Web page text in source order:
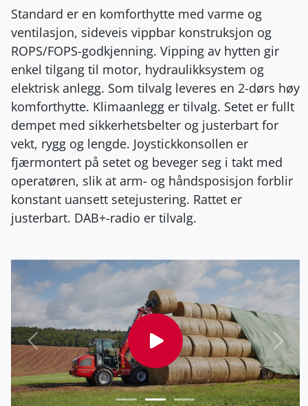
Standard er en komforthytte med varme og
ventilasjon, sideveis vippbar konstruksjon og
ROPS/FOPS-godkjenning. Vipping av hytten gir
enkel tilgang til motor, hydraulikksystem og
elektrisk anlegg. Som tilvalg leveres en 2-dørs høy
komforthytte. Klimaanlegg er tilvalg. Setet er fullt
dempet med sikkerhetsbelter og justerbart for
vekt, rygg og lengde. Joystickkonsollen er
fjærmontert på setet og beveger seg i takt med
operatøren, slik at arm- og håndsposisjon forblir
konstant uansett setejustering. Rattet er
justerbart. DAB+-radio er tilvalg.
Forrige